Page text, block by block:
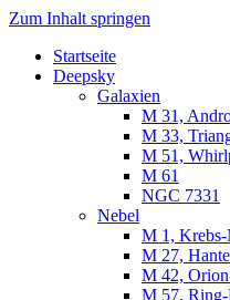
Zum Inhalt springen
Luvima – Astrofotografie
Astrofotografie in
Startseite
Deepsky
Galaxien
M 31,
M 33,
M 51,
M 61
NGC 7331
Nebel
M 1, Krebs-
M 27,
M 42,
M 57, Ring-